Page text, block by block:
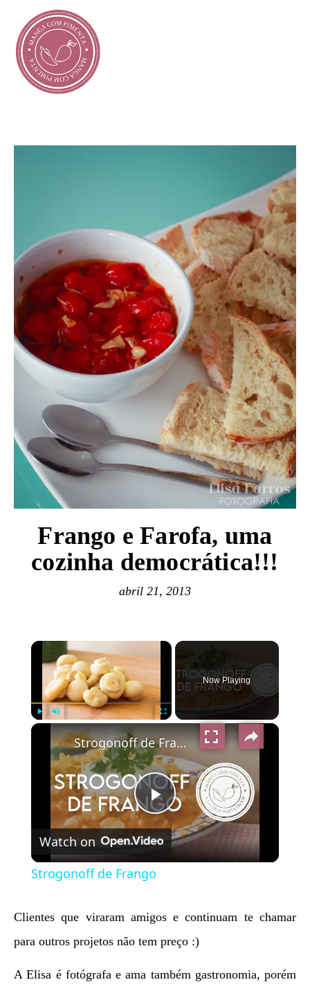
Frango e Farofa, uma
cozinha democrática!!!
abril 21, 2013
×
Now Playing
×
Play
Video
Strogonoff de Frango
Watch on
Strogonoff de Frango
Clientes que viraram amigos e continuam te chamar
para outros projetos não tem preço :)
A Elisa é fotógrafa e ama também gastronomia, porém